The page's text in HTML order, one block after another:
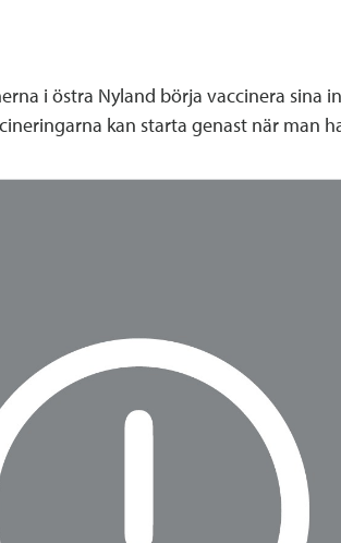
i östra Nyland börja vaccinera sina
kan starta genast när man